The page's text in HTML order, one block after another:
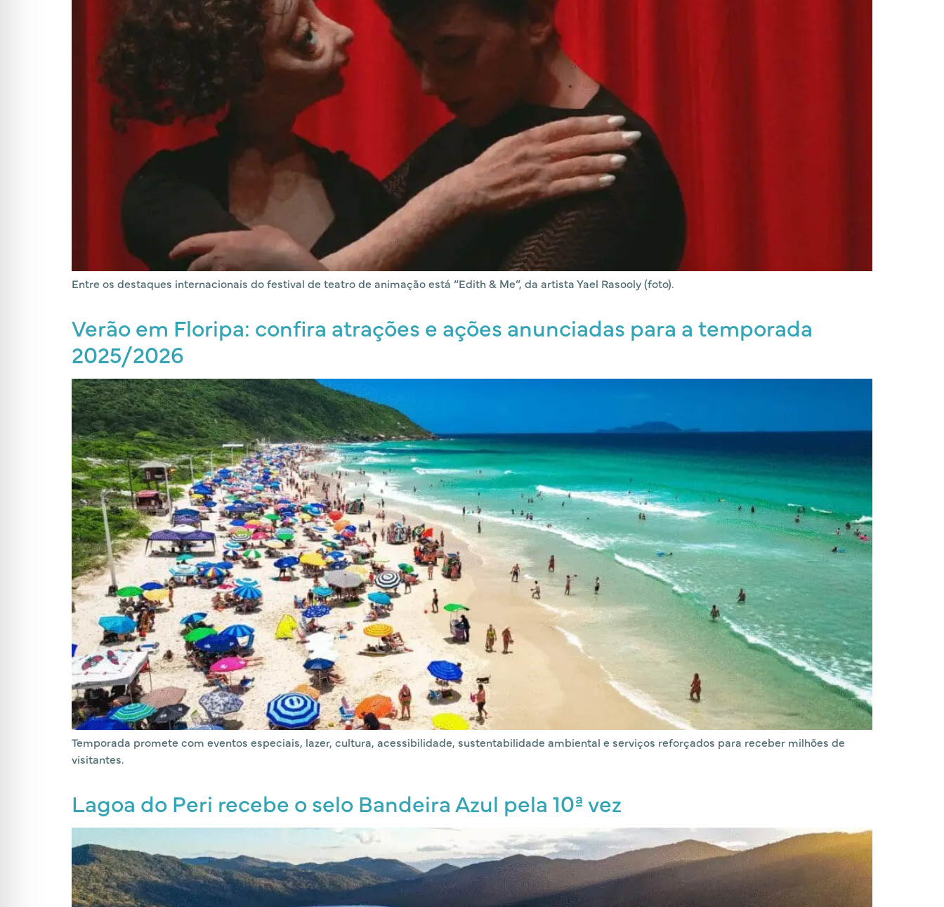
Entre os destaques internacionais do festival de teatro de animação está “Edith & Me”, da artista Yael Rasooly (foto).
Verão em Floripa: confira atrações e ações anunciadas para a temporada
2025/2026
Temporada promete com eventos especiais, lazer, cultura, acessibilidade, sustentabilidade ambiental e serviços reforçados para receber milhões de
visitantes.
Lagoa do Peri recebe o selo Bandeira Azul pela 10ª vez